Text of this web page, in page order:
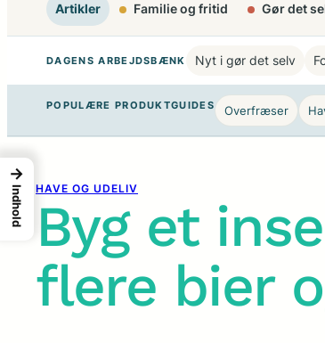
Artikler Familie og fritid Gør det
DAGENS ARBEJDSBÆNK Nyt i gør det selv
POPULÆRE PRODUKTGUIDES Overfræser
HAVE OG UDELIV
Byg et
flere bier
→
Indhold